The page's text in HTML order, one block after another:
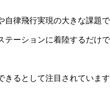
律飛行実現の大きな課題で
ーションに着陸するだけ
るとして注目されています